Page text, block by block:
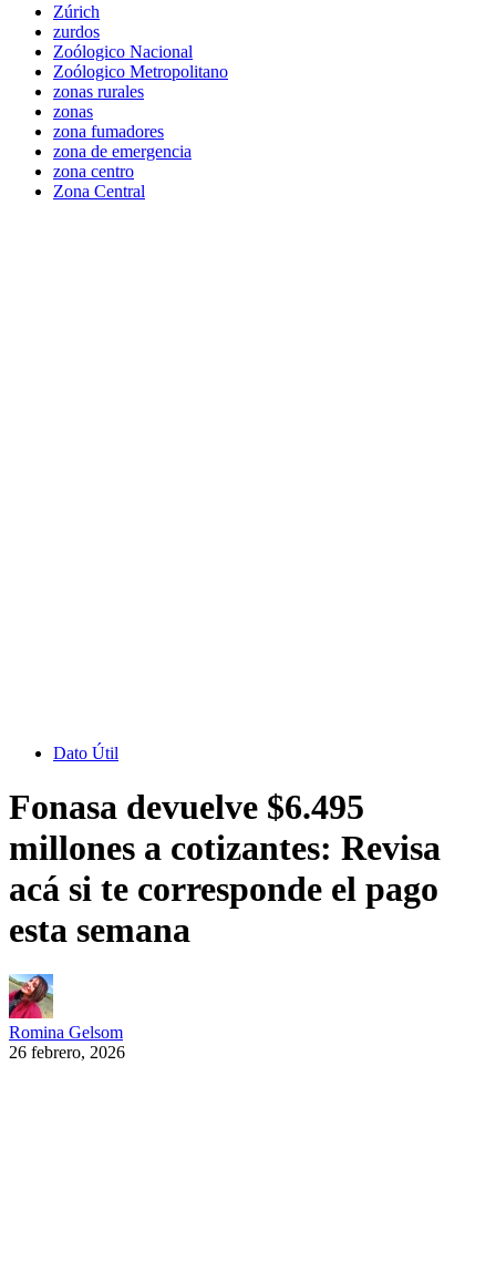
Zúrich
zurdos
Zoólogico Nacional
Zoólogico Metropolitano
zonas rurales
zonas
zona fumadores
zona de emergencia
zona centro
Zona Central
Dato Útil
Fonasa devuelve $6.495
millones a cotizantes: Revisa
acá si te corresponde el pago
esta semana
Romina Gelsom
26 febrero, 2026